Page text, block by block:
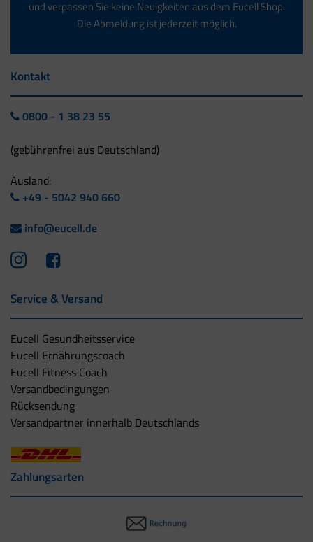
und verpassen Sie keine Neuigkeiten aus dem Eucell Shop.
Die Abmeldung ist jederzeit möglich.
Kontakt
0800 - 1 38 23 55
(gebührenfrei aus Deutschland)
Ausland:
+49 - 5042 940 660
info@eucell.de
Service & Versand
Eucell Gesundheitsservice
Eucell Ernährungscoach
Eucell Fitness Coach
Versandbedingungen
Rücksendung
Versandpartner innerhalb Deutschlands
Zahlungsarten